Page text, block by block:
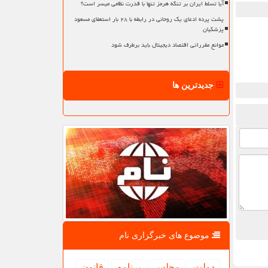
آیا تسلط ایران بر تنگه هرمز تنها با قدرت نظامی میسر است؟
پشت پرده ادعای یک روحانی در رابطه با ۲۸ بار استعفای مسعود
پزشکیان
موانع مقرراتی اقتصاد دیجیتال باید برطرف شود
جدیدترین ها
موضوع های خبرگزاری نام